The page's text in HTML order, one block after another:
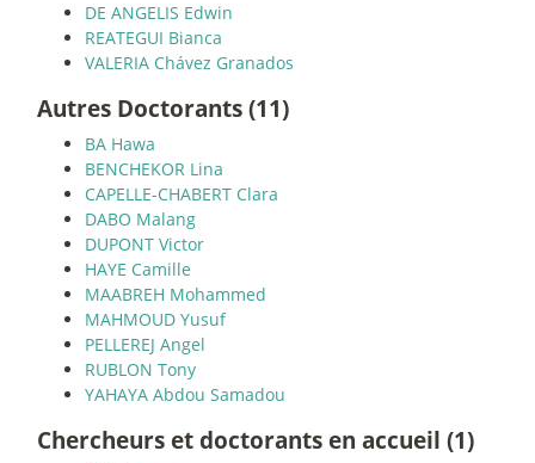
DE ANGELIS Edwin
REATEGUI Bianca
VALERIA Chávez Granados
Autres Doctorants (11)
BA Hawa
BENCHEKOR Lina
CAPELLE-CHABERT Clara
DABO Malang
DUPONT Victor
HAYE Camille
MAABREH Mohammed
MAHMOUD Yusuf
PELLEREJ Angel
RUBLON Tony
YAHAYA Abdou Samadou
Chercheurs et doctorants en accueil (1)